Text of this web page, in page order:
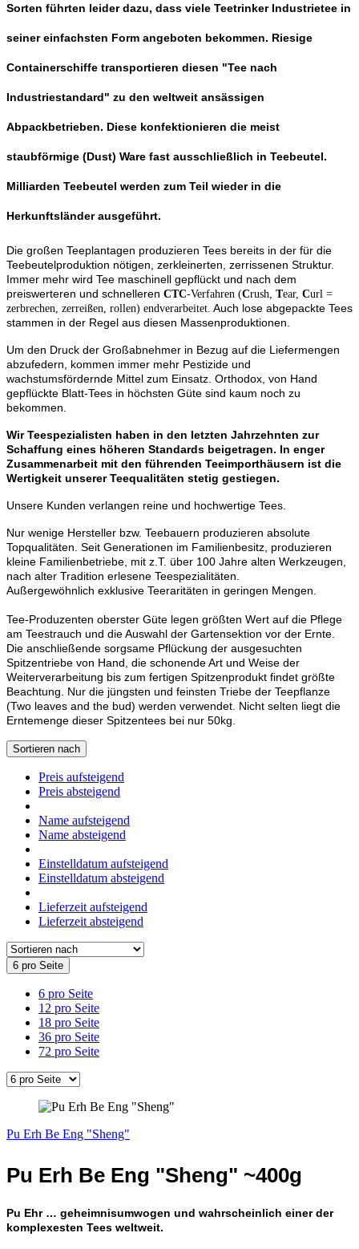
Sorten führten leider dazu, dass viele Teetrinker Industrietee in
seiner einfachsten Form angeboten bekommen. Riesige
Containerschiffe transportieren diesen "Tee nach
Industriestandard" zu den weltweit ansässigen
Abpackbetrieben. Diese konfektionieren die meist
staubförmige (Dust) Ware fast ausschließlich in Teebeutel.
Milliarden Teebeutel werden zum Teil wieder in die
Herkunftsländer ausgeführt.
Die großen Teeplantagen produzieren Tees bereits in der für die
Teebeutelproduktion nötigen, zerkleinerten, zerrissenen Struktur.
Immer mehr wird Tee maschinell gepflückt und nach dem
preiswerteren und schnelleren CTC-Verfahren (Crush, Tear, Curl =
zerbrechen, zerreißen, rollen) endverarbeitet. Auch lose abgepackte Tees
stammen in der Regel aus diesen Massenproduktionen.
Um den Druck der Großabnehmer in Bezug auf die Liefermengen
abzufedern, kommen immer mehr Pestizide und
wachstumsfördernde Mittel zum Einsatz. Orthodox, von Hand
gepflückte Blatt-Tees in höchsten Güte sind kaum noch zu
bekommen.
Wir Teespezialisten haben in den letzten Jahrzehnten zur
Schaffung eines höheren Standards beigetragen. In enger
Zusammenarbeit mit den führenden Teeimporthäusern ist die
Wertigkeit unserer Teequalitäten stetig gestiegen.
Unsere Kunden verlangen reine und hochwertige Tees.
Nur wenige Hersteller bzw. Teebauern produzieren absolute
Topqualitäten. Seit Generationen im Familienbesitz, produzieren
kleine Familienbetriebe, mit z.T. über 100 Jahre alten Werkzeugen,
nach alter Tradition erlesene Teespezialitäten.
Außergewöhnlich exklusive Teeraritäten in geringen Mengen.
Tee-Produzenten oberster Güte legen größten Wert auf die Pflege
am Teestrauch und die Auswahl der Gartensektion vor der Ernte.
Die anschließende sorgsame Pflückung der ausgesuchten
Spitzentriebe von Hand, die schonende Art und Weise der
Weiterverarbeitung bis zum fertigen Spitzenprodukt findet größte
Beachtung. Nur die jüngsten und feinsten Triebe der Teepflanze
(Two leaves and the bud) werden verwendet. Nicht selten liegt die
Erntemenge dieser Spitzentees bei nur 50kg.
Sortieren nach
Preis aufsteigend
Preis absteigend
Name aufsteigend
Name absteigend
Einstelldatum aufsteigend
Einstelldatum absteigend
Lieferzeit aufsteigend
Lieferzeit absteigend
6 pro Seite
6 pro Seite
12 pro Seite
18 pro Seite
36 pro Seite
72 pro Seite
Pu Erh Be Eng "Sheng"
Pu Erh Be Eng "Sheng" ~400g
Pu Ehr … geheimnisumwogen und wahrscheinlich einer der
komplexesten Tees weltweit.